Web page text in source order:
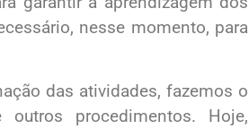
nesse momento, para
das atividades, fazemos o
procedimentos. Hoje,